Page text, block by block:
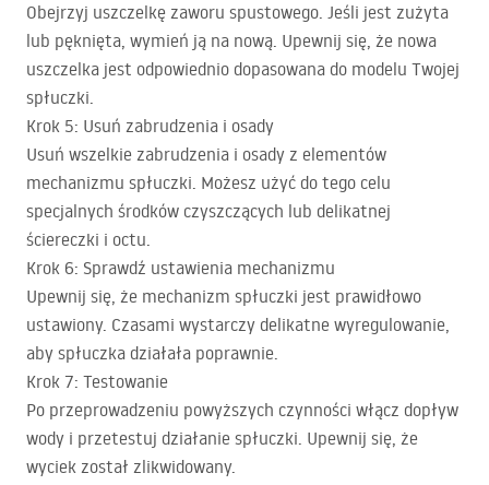
Obejrzyj uszczelkę zaworu spustowego. Jeśli jest zużyta
lub pęknięta, wymień ją na nową. Upewnij się, że nowa
uszczelka jest odpowiednio dopasowana do modelu Twojej
spłuczki.
Krok 5: Usuń zabrudzenia i osady
Usuń wszelkie zabrudzenia i osady z elementów
mechanizmu spłuczki. Możesz użyć do tego celu
specjalnych środków czyszczących lub delikatnej
ściereczki i octu.
Krok 6: Sprawdź ustawienia mechanizmu
Upewnij się, że mechanizm spłuczki jest prawidłowo
ustawiony. Czasami wystarczy delikatne wyregulowanie,
aby spłuczka działała poprawnie.
Krok 7: Testowanie
Po przeprowadzeniu powyższych czynności włącz dopływ
wody i przetestuj działanie spłuczki. Upewnij się, że
wyciek został zlikwidowany.